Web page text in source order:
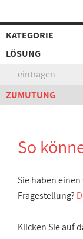
KATEGORIE
LÖSUNG
eintragen
ZUMUTUNG
So
Sie haben
Fragestellung?
Klicken Sie auf